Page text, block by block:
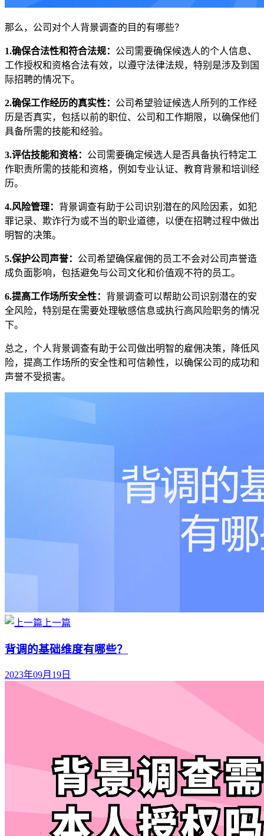
那么，公司对个人背景调查的目的有哪些？
1.确保合法性和符合法规： 公司需要确保候选人的个人信息、
工作授权和资格合法有效，以遵守法律法规，特别是涉及到国
际招聘的情况下。
2.确保工作经历的真实性： 公司希望验证候选人所列的工作经
历是否真实，包括以前的职位、公司和工作期限，以确保他们
具备所需的技能和经验。
3.评估技能和资格： 公司需要确定候选人是否具备执行特定工
作职责所需的技能和资格，例如专业认证、教育背景和培训经
历。
4.风险管理： 背景调查有助于公司识别潜在的风险因素，如犯
罪记录、欺诈行为或不当的职业道德，以便在招聘过程中做出
明智的决策。
5.保护公司声誉： 公司希望确保雇佣的员工不会对公司声誉造
成负面影响，包括避免与公司文化和价值观不符的员工。
6.提高工作场所安全性： 背景调查可以帮助公司识别潜在的安
全风险，特别是在需要处理敏感信息或执行高风险职务的情况
下。
总之，个人背景调查有助于公司做出明智的雇佣决策，降低风
险，提高工作场所的安全性和可信赖性，以确保公司的成功和
声誉不受损害。
上一篇
背调的基础维度有哪些？
2023年09月19日